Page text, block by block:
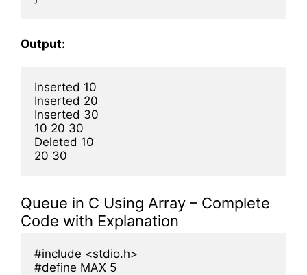
Output:
Inserted 10
Inserted 20
Inserted 30
10 20 30
Deleted 10
Queue in C Using Array – Complete
Code with Explanation
#include <stdio.h>
#define MAX 5